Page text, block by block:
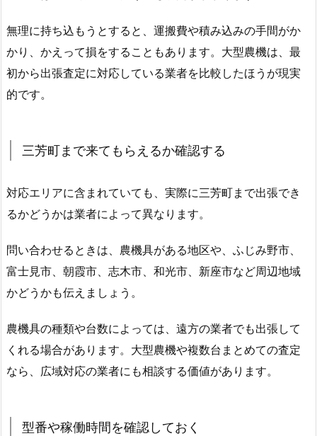
無理に持ち込もうとすると、運搬費や積み込みの手間がか
かり、かえって損をすることもあります。大型農機は、最
初から出張査定に対応している業者を比較したほうが現実
的です。
三芳町まで来てもらえるか確認する
対応エリアに含まれていても、実際に三芳町まで出張でき
るかどうかは業者によって異なります。
問い合わせるときは、農機具がある地区や、ふじみ野市、
富士見市、朝霞市、志木市、和光市、新座市など周辺地域
かどうかも伝えましょう。
農機具の種類や台数によっては、遠方の業者でも出張して
くれる場合があります。大型農機や複数台まとめての査定
なら、広域対応の業者にも相談する価値があります。
型番や稼働時間を確認しておく